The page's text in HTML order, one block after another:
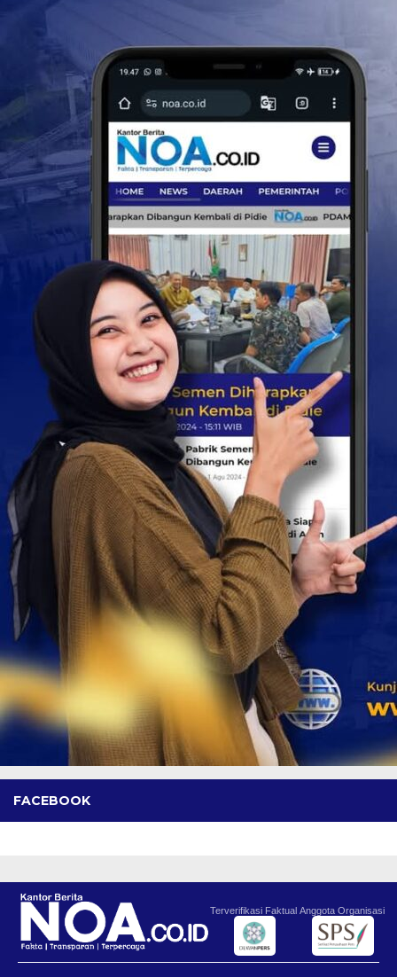
FACEBOOK
Terverifikasi Faktual Anggota Organisasi